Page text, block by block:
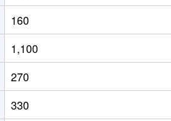
160
1,100
270
330